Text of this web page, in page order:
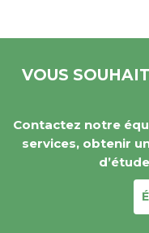
VOUS
Contactez notre
services, obtenir